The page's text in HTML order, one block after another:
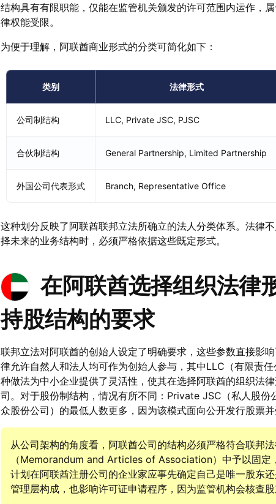
结构具有有限职能，仅能在监管机关颁发的许可范围内运作，
律权能受限。
为便于理解，阿联酋商业形式的分类可简化如下：
类别 法律形式
公司制结构 LLC, Private JSC, PJSC
合伙制结构 General Partnership, Limited Partnership
外国公司代表形式 Branch, Representative Office
这种划分反映了阿联酋联邦立法所确立的法人分类体系。法律
择未来的业务结构时，必须严格依据这些既定形式。
在阿联酋选择组织法律
持股结构的要求
联邦立法对阿联酋的创始人设定了明确要求，这些参数直接影
律允许自然人和法人均可作为创始人参与，其中LLC（有限责
种做法为中小企业提供了灵活性，使其在选择阿联酋的组织法
司。对于股份制结构，情况有所不同：Private JSC（私人股份
众股份公司）的最低人数更多，因为该模式面向公开发行股票并
从公司架构的角度看，阿联酋公司的结构必须严格符合联邦
（Memorandum and Articles of Association）中予以固定
计划在阿联酋注册公司的企业家应事先确定自己是唯一股东
管理层构成，也影响许可证申请程序，因为监管机构会核查股